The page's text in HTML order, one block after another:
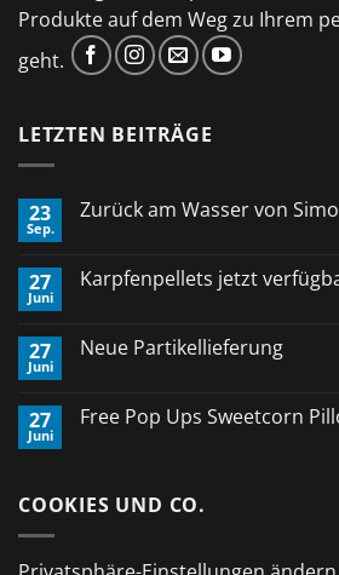
Produkte auf dem Weg zu Ihrem
geht.
LETZTEN BEITRÄGE
23
Sep.
Zurück am Wasser von
Zurück
Simon
T.
27
Juni
Karpfenpellets jetzt
Karpfenpellets
27
Juni
Neue Partikellieferung
Neue
27
Juni
Free Pop Ups Sweetcorn
Pop
COOKIES UND CO.